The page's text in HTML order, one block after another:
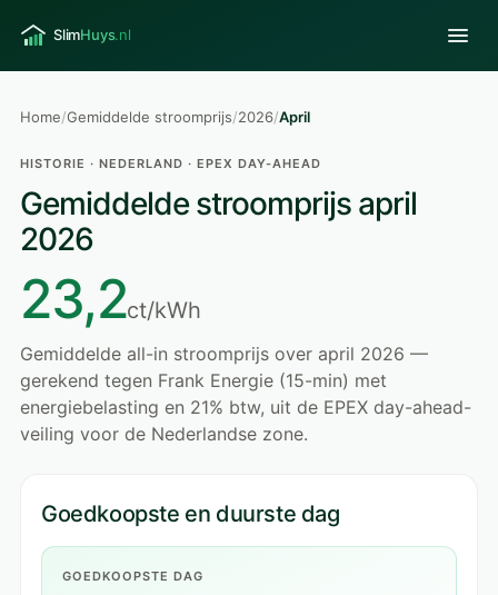
Home/Gemiddelde stroomprijs/2026/April
HISTORIE · NEDERLAND · EPEX DAY-AHEAD
Gemiddelde stroomprijs april
2026
23,2ct/kWh
Gemiddelde all-in stroomprijs over april 2026 —
gerekend tegen Frank Energie (15-min) met
energiebelasting en 21% btw, uit de EPEX day-ahead-
veiling voor de Nederlandse zone.
Goedkoopste en duurste dag
GOEDKOOPSTE DAG